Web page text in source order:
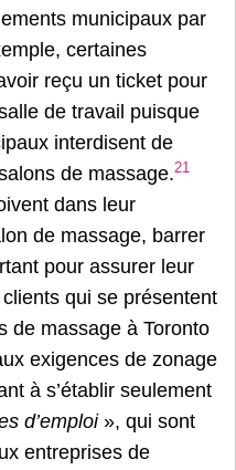
municipaux par
certaines
reçu un ticket pour
de travail puisque
interdisent de
de massage.21
dans leur
de massage, barrer
pour assurer leur
clients qui se présentent
de massage à Toronto
exigences de zonage
à s’établir seulement
d’emploi», qui sont
entreprises de